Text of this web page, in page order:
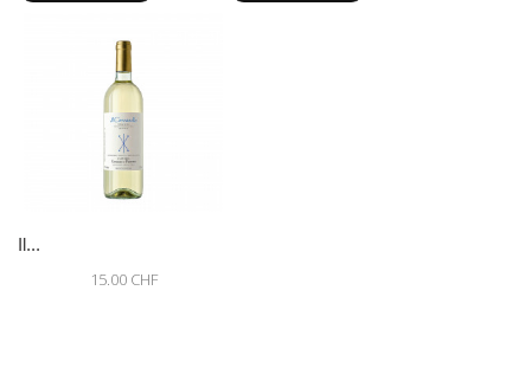
Il...
15.00 CHF